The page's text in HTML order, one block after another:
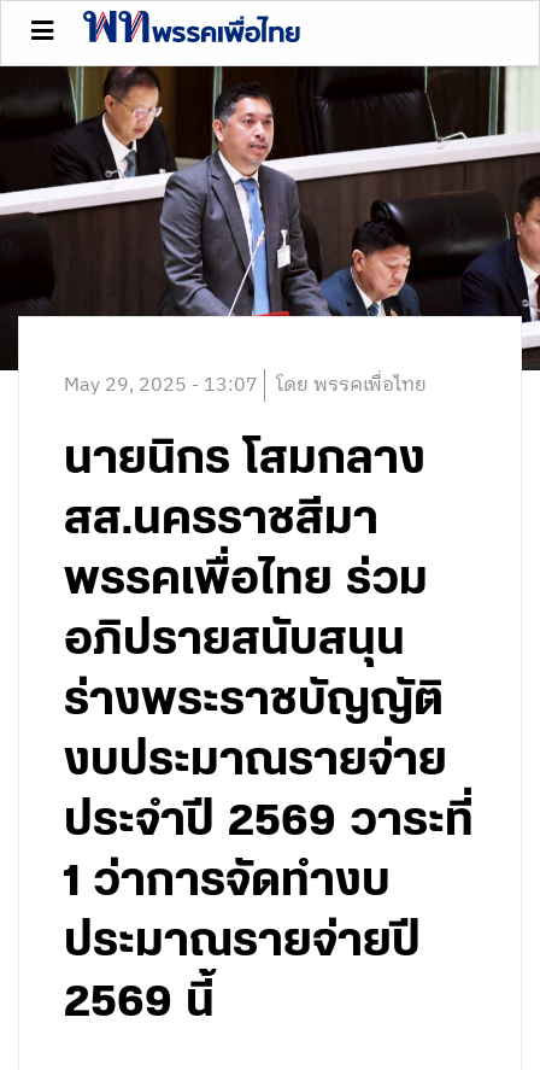
May 29, 2025 - 13:07 โดย พรรคเพื่อไทย
นายนิกร โสมกลาง
สส.นครราชสีมา
พรรคเพื่อไทย ร่วม
อภิปรายสนับสนุน
ร่างพระราชบัญญัติ
งบประมาณรายจ่าย
ประจำปี 2569 วาระที่
1 ว่าการจัดทำงบ
ประมาณรายจ่ายปี
2569 นี้